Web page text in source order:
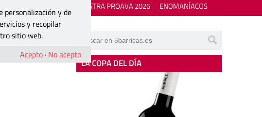
MOSTRA PROAVA 2026 ENOMANÍACOS
LA COPA DEL DÍA
personalización y de
y recopilar
sitio web.
Acepto · No acepto